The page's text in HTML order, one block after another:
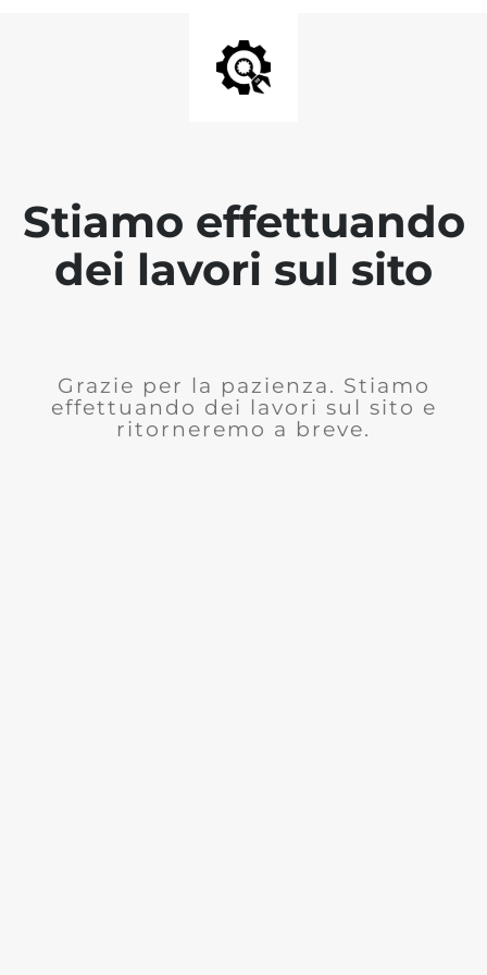
Stiamo effettuando
dei lavori sul sito
Grazie per la pazienza. Stiamo
effettuando dei lavori sul sito e
ritorneremo a breve.